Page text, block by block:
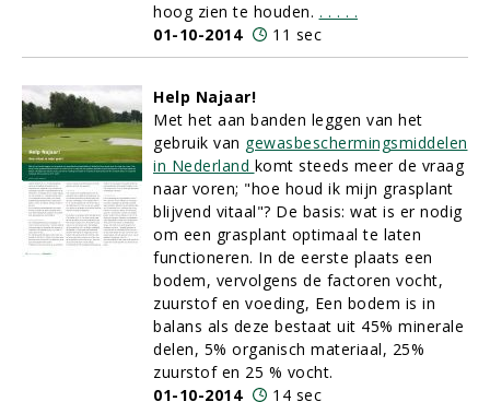
hoog zien te houden. . . . . .
01-10-2014
11 sec
Help Najaar!
Met het aan banden leggen van het
gebruik van gewasbeschermingsmiddelen
in Nederland komt steeds meer de vraag
naar voren; "hoe houd ik mijn grasplant
blijvend vitaal"? De basis: wat is er nodig
om een grasplant optimaal te laten
functioneren. In de eerste plaats een
bodem, vervolgens de factoren vocht,
zuurstof en voeding, Een bodem is in
balans als deze bestaat uit 45% minerale
delen, 5% organisch materiaal, 25%
zuurstof en 25 % vocht.
01-10-2014
14 sec